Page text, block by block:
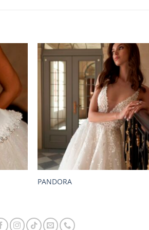
PANDORA